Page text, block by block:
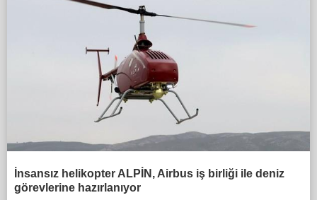
İnsansız helikopter ALPİN, Airbus iş birliği ile deniz
görevlerine hazırlanıyor